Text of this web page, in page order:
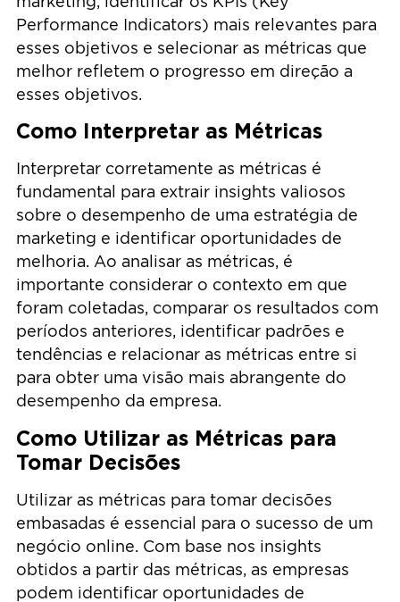
Performance Indicators) mais relevantes para
esses objetivos e selecionar as métricas que
melhor refletem o progresso em direção a
esses objetivos.
Como Interpretar as Métricas
Interpretar corretamente as métricas é
fundamental para extrair insights valiosos
sobre o desempenho de uma estratégia de
marketing e identificar oportunidades de
melhoria. Ao analisar as métricas, é
importante considerar o contexto em que
foram coletadas, comparar os resultados com
períodos anteriores, identificar padrões e
tendências e relacionar as métricas entre si
para obter uma visão mais abrangente do
desempenho da empresa.
Como Utilizar as Métricas para
Tomar Decisões
Utilizar as métricas para tomar decisões
embasadas é essencial para o sucesso de um
negócio online. Com base nos insights
obtidos a partir das métricas, as empresas
podem identificar oportunidades de